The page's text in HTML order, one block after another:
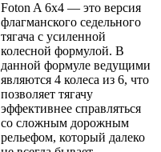
Foton A 6x4 — это версия
флагманского седельного
тягача с усиленной
колесной формулой. В
данной формуле ведущими
являются 4 колеса из 6, что
позволяет тягачу
эффективнее справляться
со сложным дорожным
рельефом, который далеко